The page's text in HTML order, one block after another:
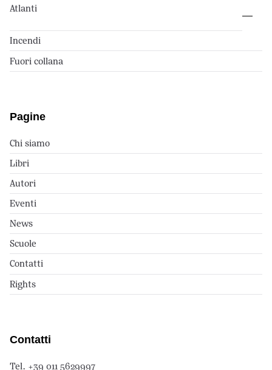
Atlanti
Incendi
Fuori collana
Pagine
Chi siamo
Libri
Autori
Eventi
News
Scuole
Contatti
Rights
Contatti
Tel. +39 011 5629997